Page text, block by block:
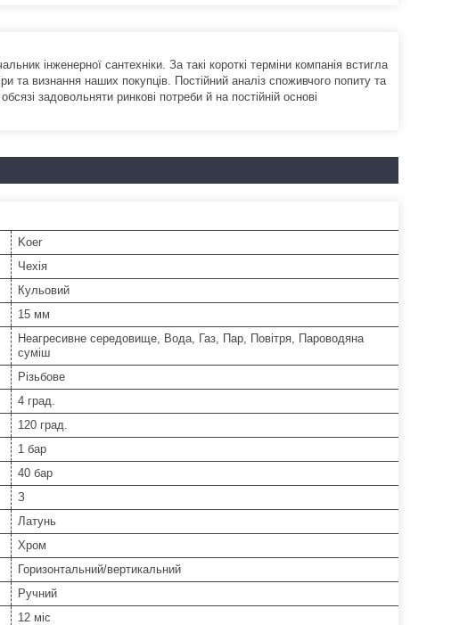
інженерної сантехніки. За такі короткі терміни компанія встигла
та визнання наших покупців. Постійний аналіз споживчого попиту та
задовольняти ринкові потреби й на постійній основі
Koer
Чехія
Кульовий
15 мм
Неагресивне середовище, Вода, Газ, Пар, Повітря, Пароводяна
суміш
Різьбове
4 град.
120 град.
1 бар
40 бар
З
Латунь
Хром
Горизонтальний/вертикальний
Ручний
12 міс